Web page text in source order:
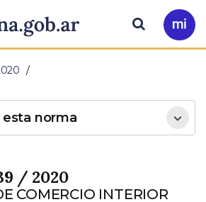
principal
Ir
a
Buscar
/ 2020
COMERCIO INTERIOR
norma